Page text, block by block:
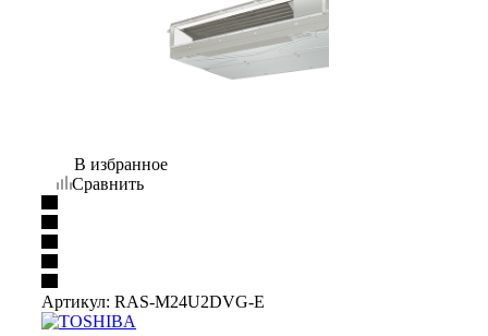
В избранное
Сравнить
Артикул: RAS-M24U2DVG-E